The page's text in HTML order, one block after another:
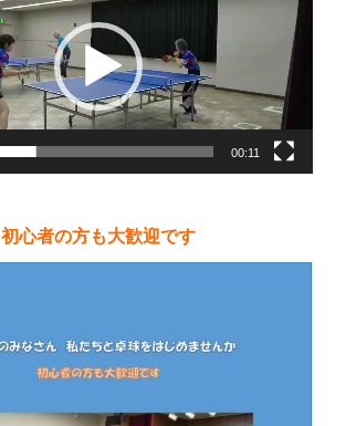
00:11
初心者の方も大歓迎です